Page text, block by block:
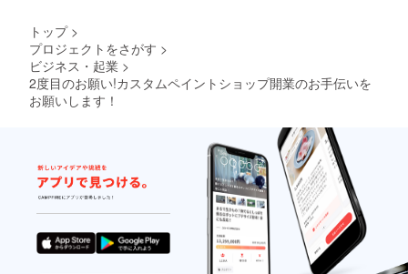
トップ >
プロジェクトをさがす >
ビジネス・起業 >
2度目のお願い!カスタムペイントショップ開業のお手伝いを
お願いします！